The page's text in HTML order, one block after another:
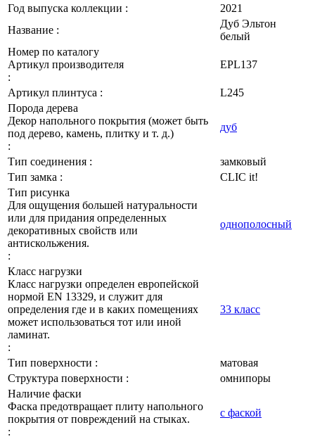
Год выпуска коллекции :
2021
Название :
Дуб Эльтон
белый
Номер по каталогу
Артикул производителя
:
EPL137
Артикул плинтуса :
L245
Порода дерева
Декор напольного покрытия (может быть
под дерево, камень, плитку и т. д.)
:
дуб
Тип соединения :
замковый
Тип замка :
CLIC it!
Тип рисунка
Для ощущения большей натуральности
или для придания определенных
декоративных свойств или
антискольжения.
:
однополосный
Класс нагрузки
Класс нагрузки определен европейской
нормой EN 13329, и служит для
определения где и в каких помещениях
может использоваться тот или иной
ламинат.
:
33 класс
Тип поверхности :
матовая
Структура поверхности :
омнипоры
Наличие фаски
Фаска предотвращает плиту напольного
покрытия от повреждений на стыках.
:
с фаской